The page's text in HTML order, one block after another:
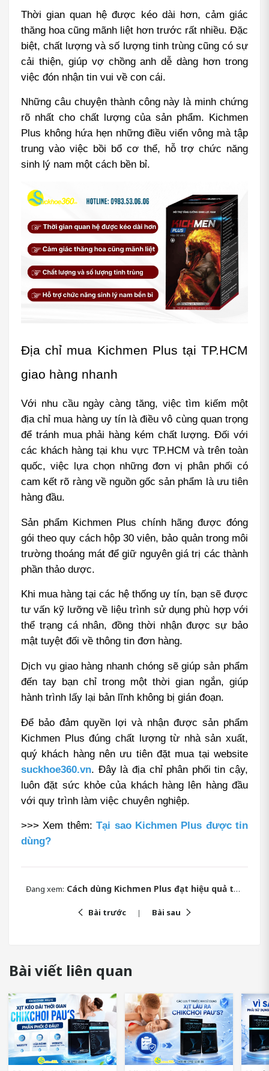
Thời gian quan hệ được kéo dài hơn, cảm giác
thăng hoa cũng mãnh liệt hơn trước rất nhiều. Đặc
biệt, chất lượng và số lượng tinh trùng cũng có sự
cải thiện, giúp vợ chồng anh dễ dàng hơn trong
việc đón nhận tin vui về con cái.
Những câu chuyện thành công này là minh chứng
rõ nhất cho chất lượng của sản phẩm. Kichmen
Plus không hứa hẹn những điều viển vông mà tập
trung vào việc bồi bổ cơ thể, hỗ trợ chức năng
sinh lý nam một cách bền bỉ.
Địa chỉ mua Kichmen Plus tại TP.HCM
giao hàng nhanh
Với nhu cầu ngày càng tăng, việc tìm kiếm một
địa chỉ mua hàng uy tín là điều vô cùng quan trọng
để tránh mua phải hàng kém chất lượng. Đối với
các khách hàng tại khu vực TP.HCM và trên toàn
quốc, việc lựa chọn những đơn vị phân phối có
cam kết rõ ràng về nguồn gốc sản phẩm là ưu tiên
hàng đầu.
Sản phẩm Kichmen Plus chính hãng được đóng
gói theo quy cách hộp 30 viên, bảo quản trong môi
trường thoáng mát để giữ nguyên giá trị các thành
phần thảo dược.
Khi mua hàng tại các hệ thống uy tín, bạn sẽ được
tư vấn kỹ lưỡng về liệu trình sử dụng phù hợp với
thể trạng cá nhân, đồng thời nhận được sự bảo
mật tuyệt đối về thông tin đơn hàng.
Dịch vụ giao hàng nhanh chóng sẽ giúp sản phẩm
đến tay bạn chỉ trong một thời gian ngắn, giúp
hành trình lấy lại bản lĩnh không bị gián đoạn.
Để bảo đảm quyền lợi và nhận được sản phẩm
Kichmen Plus đúng chất lượng từ nhà sản xuất,
suckhoe360.vn. Đây là địa chỉ phân phối tin cậy,
luôn đặt sức khỏe của khách hàng lên hàng đầu
với quy trình làm việc chuyên nghiệp.
>>> Xem thêm: Tại sao Kichmen Plus được tin
dùng?
Đang xem: Cách dùng Kichmen Plus đạt hiệu quả tức thì giữ lửa cuộc yêu
Bài trước Bài sau
Bài viết liên quan